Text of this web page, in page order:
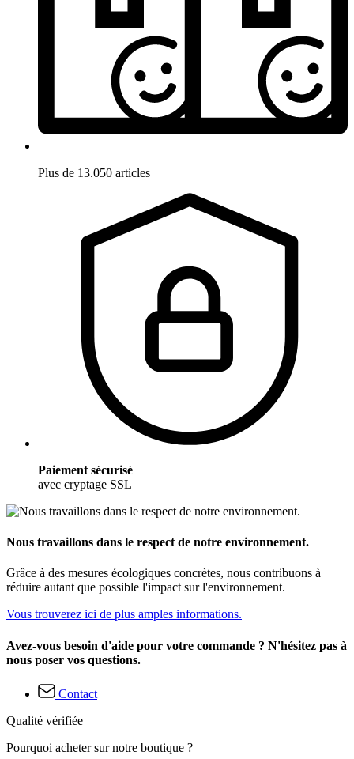
Plus de 13.050 articles
Paiement sécurisé
avec cryptage SSL
Nous travaillons dans le respect de notre environnement.
Grâce à des mesures écologiques concrètes, nous contribuons à
réduire autant que possible l'impact sur l'environnement.
Vous trouverez ici de plus amples informations.
Avez-vous besoin d'aide pour votre commande ? N'hésitez pas à
nous poser vos questions.
Contact
Qualité vérifiée
Pourquoi acheter sur notre boutique ?